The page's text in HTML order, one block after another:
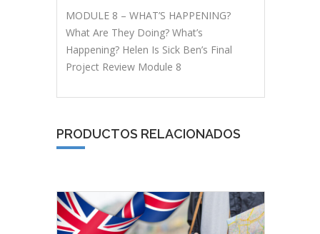
MODULE 8 – WHAT’S HAPPENING?
What Are They Doing? What’s
Happening? Helen Is Sick Ben’s Final
Project Review Module 8
PRODUCTOS RELACIONADOS